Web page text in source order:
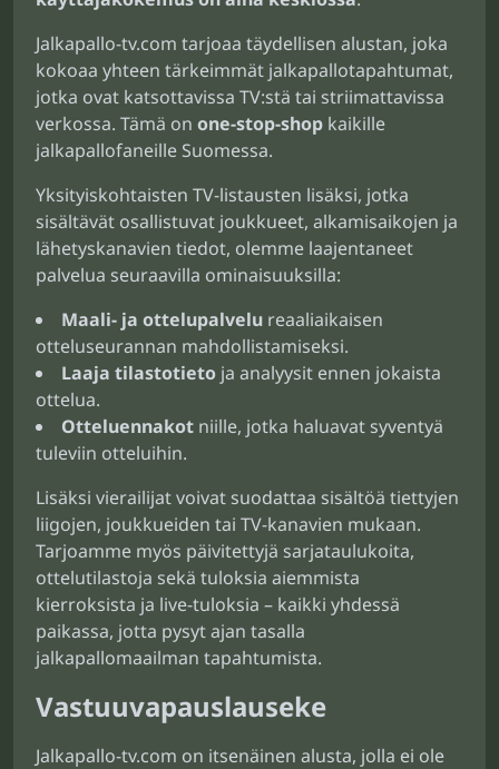
Jalkapallo-tv.com tarjoaa täydellisen alustan, joka
kokoaa yhteen tärkeimmät jalkapallotapahtumat,
jotka ovat katsottavissa TV:stä tai striimattavissa
verkossa. Tämä on one-stop-shop kaikille
jalkapallofaneille Suomessa.
Yksityiskohtaisten TV-listausten lisäksi, jotka
sisältävät osallistuvat joukkueet, alkamisaikojen ja
lähetyskanavien tiedot, olemme laajentaneet
palvelua seuraavilla ominaisuuksilla:
Maali- ja ottelupalvelu reaaliaikaisen
otteluseurannan mahdollistamiseksi.
Laaja tilastotieto ja analyysit ennen jokaista
ottelua.
Otteluennakot niille, jotka haluavat syventyä
tuleviin otteluihin.
Lisäksi vierailijat voivat suodattaa sisältöä tiettyjen
liigojen, joukkueiden tai TV-kanavien mukaan.
Tarjoamme myös päivitettyjä sarjataulukoita,
ottelutilastoja sekä tuloksia aiemmista
kierroksista ja live-tuloksia – kaikki yhdessä
paikassa, jotta pysyt ajan tasalla
jalkapallomaailman tapahtumista.
Vastuuvapauslauseke
Jalkapallo-tv.com on itsenäinen alusta, jolla ei ole